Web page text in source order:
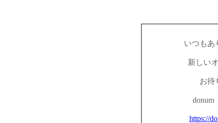
いつもあ
新しい
お待
donum
https://